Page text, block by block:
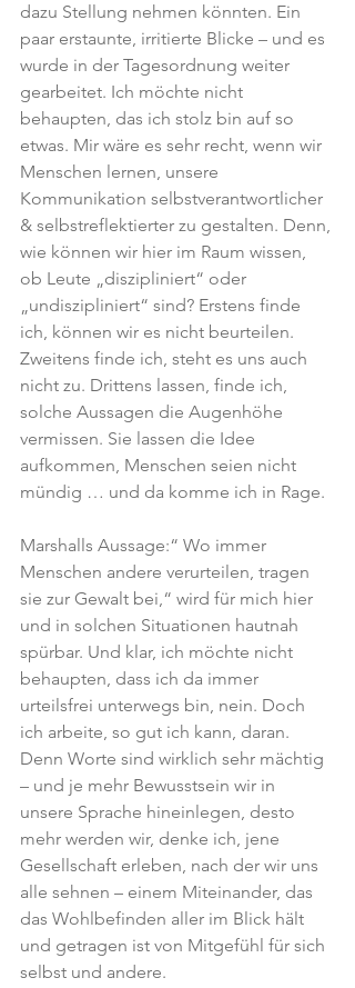
dazu Stellung nehmen könnten. Ein
paar erstaunte, irritierte Blicke – und es
wurde in der Tagesordnung weiter
gearbeitet. Ich möchte nicht
behaupten, das ich stolz bin auf so
etwas. Mir wäre es sehr recht, wenn wir
Menschen lernen, unsere
Kommunikation selbstverantwortlicher
& selbstreflektierter zu gestalten. Denn,
wie können wir hier im Raum wissen,
ob Leute „diszipliniert“ oder
„undiszipliniert“ sind? Erstens finde
ich, können wir es nicht beurteilen.
Zweitens finde ich, steht es uns auch
nicht zu. Drittens lassen, finde ich,
solche Aussagen die Augenhöhe
vermissen. Sie lassen die Idee
aufkommen, Menschen seien nicht
mündig … und da komme ich in Rage.
Marshalls Aussage:“ Wo immer
Menschen andere verurteilen, tragen
sie zur Gewalt bei,“ wird für mich hier
und in solchen Situationen hautnah
spürbar. Und klar, ich möchte nicht
behaupten, dass ich da immer
urteilsfrei unterwegs bin, nein. Doch
ich arbeite, so gut ich kann, daran.
Denn Worte sind wirklich sehr mächtig
– und je mehr Bewusstsein wir in
unsere Sprache hineinlegen, desto
mehr werden wir, denke ich, jene
Gesellschaft erleben, nach der wir uns
alle sehnen – einem Miteinander, das
das Wohlbefinden aller im Blick hält
und getragen ist von Mitgefühl für sich
selbst und andere.